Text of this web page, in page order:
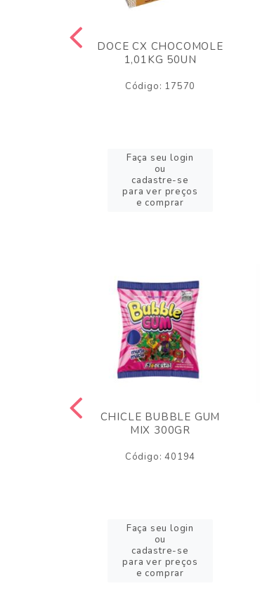
DOCE CX CHOCOMOLE
1,01KG 50UN
Código: 17570
Faça seu login
ou
cadastre-se
para ver preços
e comprar
CHICLE BUBBLE GUM
MIX 300GR
Código: 40194
Faça seu login
ou
cadastre-se
para ver preços
e comprar